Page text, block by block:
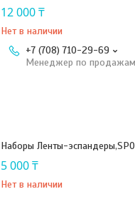
12 000 ₸
Нет в наличии
+7 (708) 710-29-69
Менеджер по продажам
Наборы Ленты-
5 000 ₸
Нет в наличии